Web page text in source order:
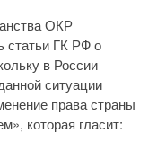
ОКР
статьи ГК РФ о
в России
ситуации
права страны
которая гласит: